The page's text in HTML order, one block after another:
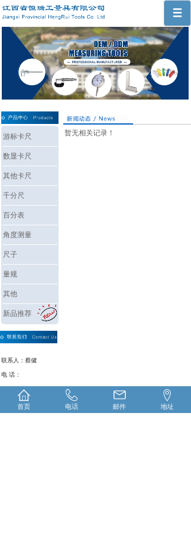
游标卡尺
数显卡尺
其他卡尺
千分尺
百分表
角度测量
尺子
量规
其他
新品推荐
暂无相关记录！
联系人：蔡健
电 话：
0792-6988330
6988298
首页 电话 邮件 地址